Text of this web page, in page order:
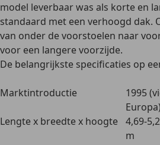
model leverbaar was als korte en
standaard met een verhoogd dak.
van onder de voorstoelen naar
voor een langere voorzijde.
De belangrijkste specificaties op
Marktintroductie
1995
Europa)
Lengte x breedte x hoogte 4,69-
m